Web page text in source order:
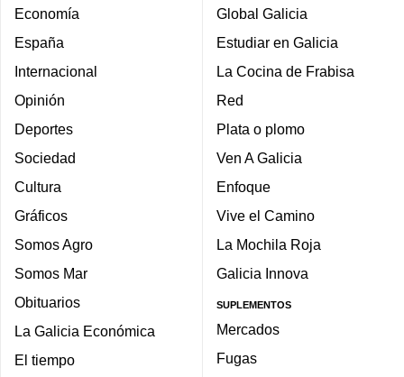
Economía
España
Internacional
Opinión
Deportes
Sociedad
Cultura
Gráficos
Somos Agro
Somos Mar
Obituarios
La Galicia Económica
El tiempo
Global Galicia
Estudiar en Galicia
La Cocina de Frabisa
Red
Plata o plomo
Ven A Galicia
Enfoque
Vive el Camino
La Mochila Roja
Galicia Innova
SUPLEMENTOS
Mercados
Fugas